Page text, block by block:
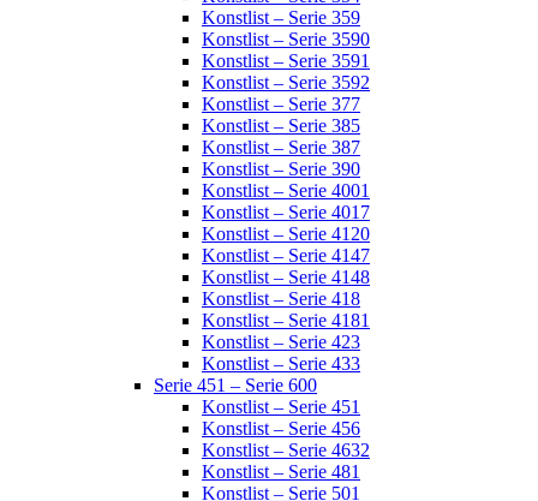
Konstlist – Serie 359
Konstlist – Serie 3590
Konstlist – Serie 3591
Konstlist – Serie 3592
Konstlist – Serie 377
Konstlist – Serie 385
Konstlist – Serie 387
Konstlist – Serie 390
Konstlist – Serie 4001
Konstlist – Serie 4017
Konstlist – Serie 4120
Konstlist – Serie 4147
Konstlist – Serie 4148
Konstlist – Serie 418
Konstlist – Serie 4181
Konstlist – Serie 423
Konstlist – Serie 433
Serie 451 – Serie 600
Konstlist – Serie 451
Konstlist – Serie 456
Konstlist – Serie 4632
Konstlist – Serie 481
Konstlist – Serie 501